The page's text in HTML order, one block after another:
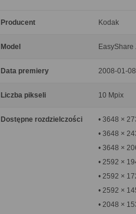
Producent Kodak
Model EasyShare
Data premiery 2008-01-08
Liczba pikseli 10 Mpix
Dostępne rozdzielczości
• 3648 ×
• 3648 ×
• 3648 ×
• 2592 ×
• 2592 ×
• 2592 ×
• 2048 ×